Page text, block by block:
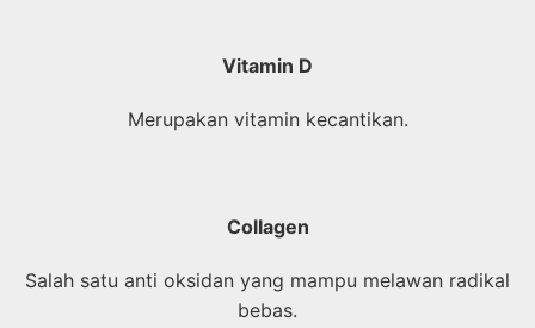
Vitamin D
Merupakan vitamin kecantikan.
Collagen
Salah satu anti oksidan yang mampu melawan radikal
bebas.